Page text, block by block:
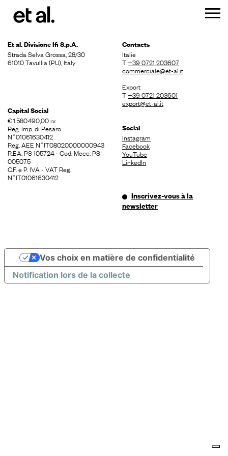
Et al. DivisioneIfi S.p.A.
Strada Selva Grossa, 28/30
61010 Tavullia (PU), Italy
Capital Social
€ 1.580.490,00 i.v.
Reg. Imp. di Pesaro
N˚01061630412
Reg. AEE N˚IT08020000000943
R.EA. PS 105724 - Cod. Mecc. PS
005075
C.F. e P. IVA - VAT Reg.
N˚IT01061630412
Contacts
Italie
T+39 0721 203607
commerciale@et-al.it
Export
T+39 0721 203601
export@et-al.it
Social
Instagram
Facebook
YouTube
LinkedIn
Inscrivez-vous à la
newsletter
Notification lors de la collecte
Vos choix en matière de confidentialité